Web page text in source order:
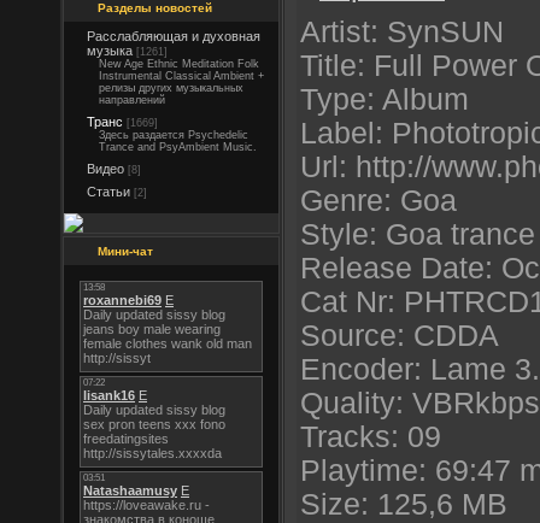
Разделы новостей
Расслабляющая и духовная
музыка [1261]
New Age Ethnic Meditation Folk
Instrumental Classical Ambient +
релизы других музыкальных
направлений
Транс [1669]
Здесь раздается Psychedelic
Trance and PsyAmbient Music.
Видео [8]
Статьи [2]
Мини-чат
Artist: SynSUN
Title: Full Power
Type: Album
Label:
Url: http://
Genre: Goa
Style: Goa trance
Release Date:
Cat Nr:
Source: CDDA
Encoder: Lame
Quality:
Tracks: 09
Playtime: 69:47
Size: 125,6 MB